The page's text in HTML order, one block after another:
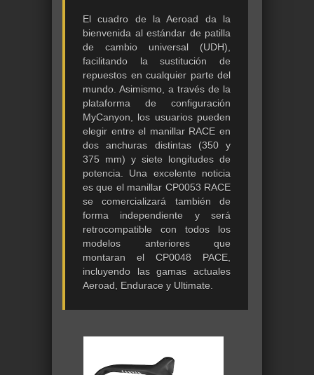
El cuadro de la Aeroad da la
bienvenida al estándar de patilla
de cambio universal (UDH),
facilitando la sustitución de
repuestos en cualquier parte del
mundo. Asimismo, a través de la
plataforma de configuración
MyCanyon, los usuarios pueden
elegir entre el manillar RACE en
dos anchuras distintas (350 y
375 mm) y siete longitudes de
potencia. Una excelente noticia
es que el manillar CP0053 RACE
se comercializará también de
forma independiente y será
retrocompatible con todos los
modelos anteriores que
montaran el CP0048 PACE,
incluyendo las gamas actuales
Aeroad, Endurace y Ultimate.